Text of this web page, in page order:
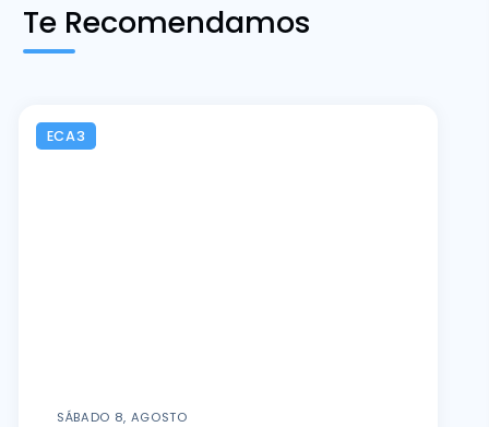
Te Recomendamos
ECA3
SÁBADO 8, AGOSTO